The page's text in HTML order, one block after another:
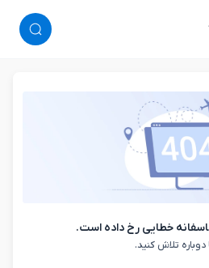
خطایی رخ داده است.
دوباره تلاش کنید.